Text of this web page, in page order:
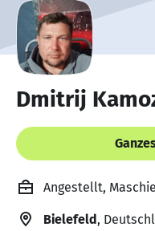
Dmitrij
Angestellt,
Bielefeld,